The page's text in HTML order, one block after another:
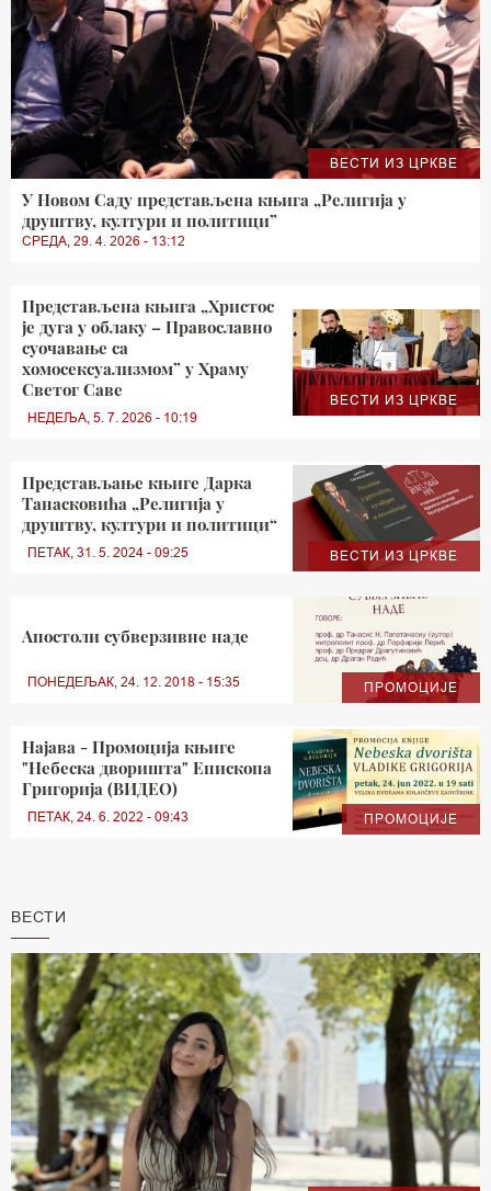
ВЕСТИ ИЗ ЦРКВЕ
У Новом Саду представљена књига „Религија у
друштву, култури и политици”
СРЕДА, 29. 4. 2026 - 13:12
ВЕСТИ ИЗ ЦРКВЕ
Представљена књига „Христос
је дуга у облаку – Православно
суочавање са
хомосексуализмом” у Храму
Светог Саве
НЕДЕЉА, 5. 7. 2026 - 10:19
ВЕСТИ ИЗ ЦРКВЕ
Представљање књиге Дарка
Танасковића „Религија у
друштву, култури и политици“
ПЕТАК, 31. 5. 2024 - 09:25
ПРОМОЦИЈЕ
Апостоли субверзивне наде
ПОНЕДЕЉАК, 24. 12. 2018 - 15:35
ПРОМОЦИЈЕ
Најава - Промоција књиге
"Небеска дворишта" Епископа
Григорија (ВИДЕО)
ПЕТАК, 24. 6. 2022 - 09:43
ВЕСТИ